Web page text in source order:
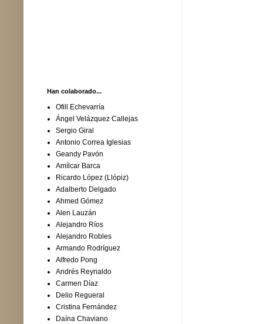
Han colaborado...
Ofill Echevarría
Ángel Velázquez Callejas
Sergio Giral
Antonio Correa Iglesias
Geandy Pavón
Amílcar Barca
Ricardo López (Llópiz)
Adalberto Delgado
Ahmed Gómez
Alen Lauzán
Alejandro Ríos
Alejandro Robles
Armando Rodríguez
Alfredo Pong
Andrés Reynaldo
Carmen Díaz
Delio Regueral
Cristina Fernández
Daína Chaviano